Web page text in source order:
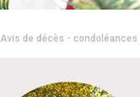
Avis de décès - condoléances